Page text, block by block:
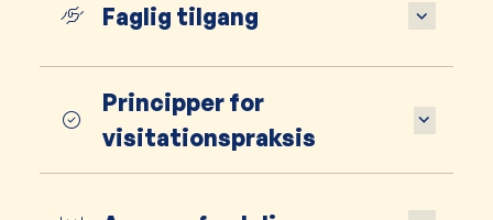
Faglig tilgang
Principper for
visitationspraksis